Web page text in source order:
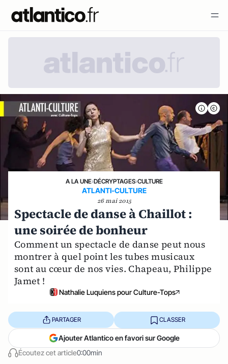
A LA UNE›DÉCRYPTAGES›CULTURE
ATLANTI-CULTURE
26 mai 2015
Spectacle de danse à Chaillot :
une soirée de bonheur
Comment un spectacle de danse peut nous
montrer à quel point les tubes musicaux
sont au cœur de nos vies. Chapeau, Philippe
Jamet !
Nathalie Luquiens pour Culture-Tops
Écoutez cet article0:00min
PARTAGER CLASSER
Ajouter Atlantico en favori sur Google